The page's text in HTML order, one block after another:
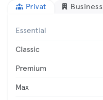
Privat Business
Essential
Classic
Premium
Max